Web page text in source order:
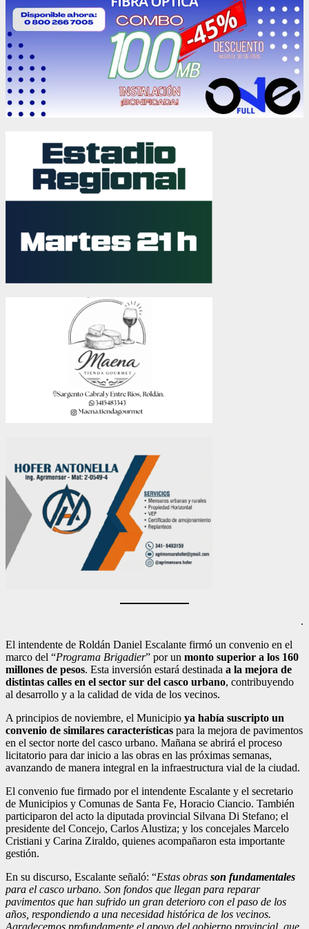
.
El intendente de Roldán Daniel Escalante firmó un convenio en el
marco del “Programa Brigadier” por un monto superior a los 160
millones de pesos. Esta inversión estará destinada a la mejora de
distintas calles en el sector sur del casco urbano, contribuyendo
al desarrollo y a la calidad de vida de los vecinos.
A principios de noviembre, el Municipio ya había suscripto un
convenio de similares características para la mejora de pavimentos
en el sector norte del casco urbano. Mañana se abrirá el proceso
licitatorio para dar inicio a las obras en las próximas semanas,
avanzando de manera integral en la infraestructura vial de la ciudad.
El convenio fue firmado por el intendente Escalante y el secretario
de Municipios y Comunas de Santa Fe, Horacio Ciancio. También
participaron del acto la diputada provincial Silvana Di Stefano; el
presidente del Concejo, Carlos Alustiza; y los concejales Marcelo
Cristiani y Carina Ziraldo, quienes acompañaron esta importante
gestión.
En su discurso, Escalante señaló: “Estas obras son fundamentales
para el casco urbano. Son fondos que llegan para reparar
pavimentos que han sufrido un gran deterioro con el paso de los
años, respondiendo a una necesidad histórica de los vecinos.
Agradecemos profundamente el apoyo del gobierno provincial, que